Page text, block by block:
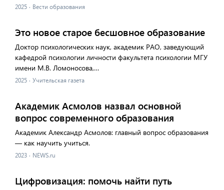
2025 · Вести образования
Это новое старое бесшовное образование
Доктор психологических наук, академик РАО, заведующий
кафедрой психологии личности факультета психологии МГУ
имени М.В. Ломоносова,…
2025 · Учительская газета
Академик Асмолов назвал основной
вопрос современного образования
Академик Александр Асмолов: главный вопрос образования
— как научить учиться.
2023 · NEWS.ru
Цифровизация: помочь найти путь